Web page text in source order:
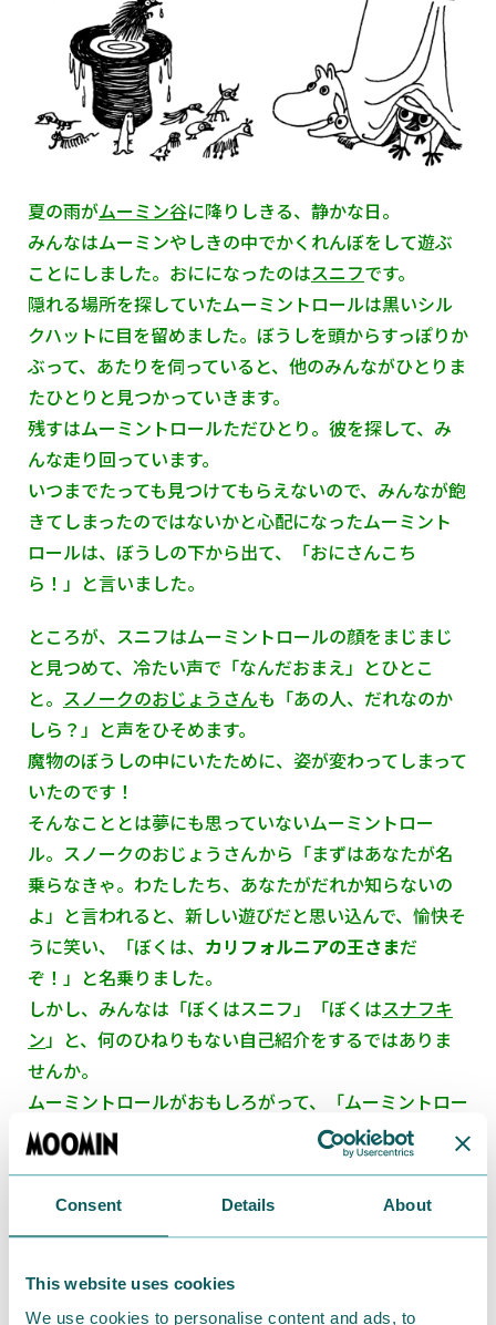
Consent Details About
This website uses cookies
We use cookies to personalise content and ads, to
夏の雨がムーミン谷に降りしきる、静かな日。
みんなはムーミンやしきの中でかくれんぼをして遊ぶ
ことにしました。おにになったのはスニフです。
隠れる場所を探していたムーミントロールは黒いシル
クハットに目を留めました。ぼうしを頭からすっぽりか
ぶって、あたりを伺っていると、他のみんながひとりま
たひとりと見つかっていきます。
残すはムーミントロールただひとり。彼を探して、み
んな走り回っています。
いつまでたっても見つけてもらえないので、みんなが飽
きてしまったのではないかと心配になったムーミント
ロールは、ぼうしの下から出て、「おにさんこち
ら！」と言いました。
ところが、スニフはムーミントロールの顔をまじまじ
と見つめて、冷たい声で「なんだおまえ」とひとこ
と。 スノークのおじょうさんも「あの人、だれなのか
しら？」と声をひそめます。
魔物のぼうしの中にいたために、姿が変わってしまって
いたのです！
そんなこととは夢にも思っていないムーミントロー
ル。スノークのおじょうさんから「まずはあなたが名
乗らなきゃ。わたしたち、あなたがだれか知らないの
よ」と言われると、新しい遊びだと思い込んで、愉快そ
うに笑い、「ぼくは、 カリフォルニアの王さまだ
ぞ！」と名乗りました。
しかし、みんなは「ぼくはスニフ」「ぼくはスナフキ
ン」と、何のひねりもない自己紹介をするではありま
せんか。
ムーミントロールがおもしろがって、「ムーミントロー
ルはとんだうぬぼれ野郎」「きらわれものの疫病神」
などと言うと、みんなは本気で怒り出してしまいまし
た。